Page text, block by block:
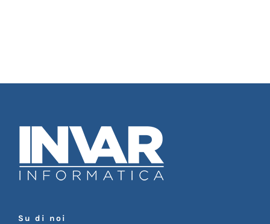
Su di noi